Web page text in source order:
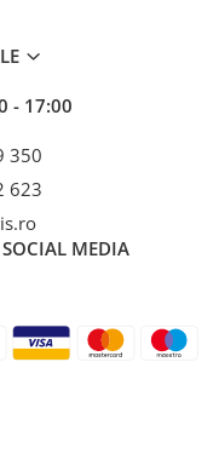
- 17:00
350
623
MEDIA